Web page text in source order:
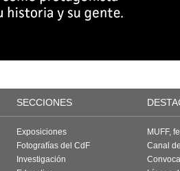
SECCIONES
Exposiciones
Fotografías del CdF
Investigación
MUFF,
Canal